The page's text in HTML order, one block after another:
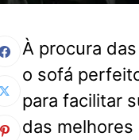
À procura
o sofá
para facilitar
das